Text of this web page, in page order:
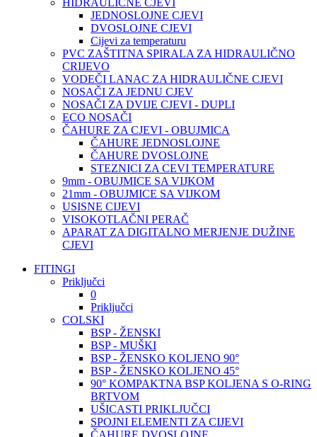
HIDRAULIČNE CJEVI
JEDNOSLOJNE CJEVI
DVOSLOJNE CJEVI
Cijevi za temperaturu
PVC ZAŠTITNA SPIRALA ZA HIDRAULIČNO
CRIJEVO
VODEČI LANAC ZA HIDRAULIČNE CJEVI
NOSAČI ZA JEDNU CJEV
NOSAČI ZA DVIJE CJEVI - DUPLI
ECO NOSAČI
ČAHURE ZA CJEVI - OBUJMICA
ČAHURE JEDNOSLOJNE
ČAHURE DVOSLOJNE
STEZNICI ZA CEVI TEMPERATURE
9mm - OBUJMICE SA VIJKOM
21mm - OBUJMICE SA VIJKOM
USISNE CIJEVI
VISOKOTLAČNI PERAČ
APARAT ZA DIGITALNO MERJENJE DUŽINE
CJEVI
FITINGI
Priključci
0
Priključci
COLSKI
BSP - ŽENSKI
BSP - MUŠKI
BSP - ŽENSKO KOLJENO 90°
BSP - ŽENSKO KOLJENO 45°
90° KOMPAKTNA BSP KOLJENA S O-RING
BRTVOM
UŠICASTI PRIKLJUČCI
SPOJNI ELEMENTI ZA CIJEVI
ČAHURE DVOSLOJNE